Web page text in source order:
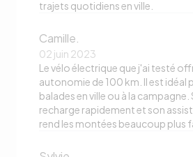
trajets quotidiens en ville.
Camille.
02 juin 2023
Le vélo électrique que j'ai testé
autonomie de 100 km. Il est idéal
balades en ville ou à la campagne.
recharge rapidement et son
rend les montées beaucoup plus